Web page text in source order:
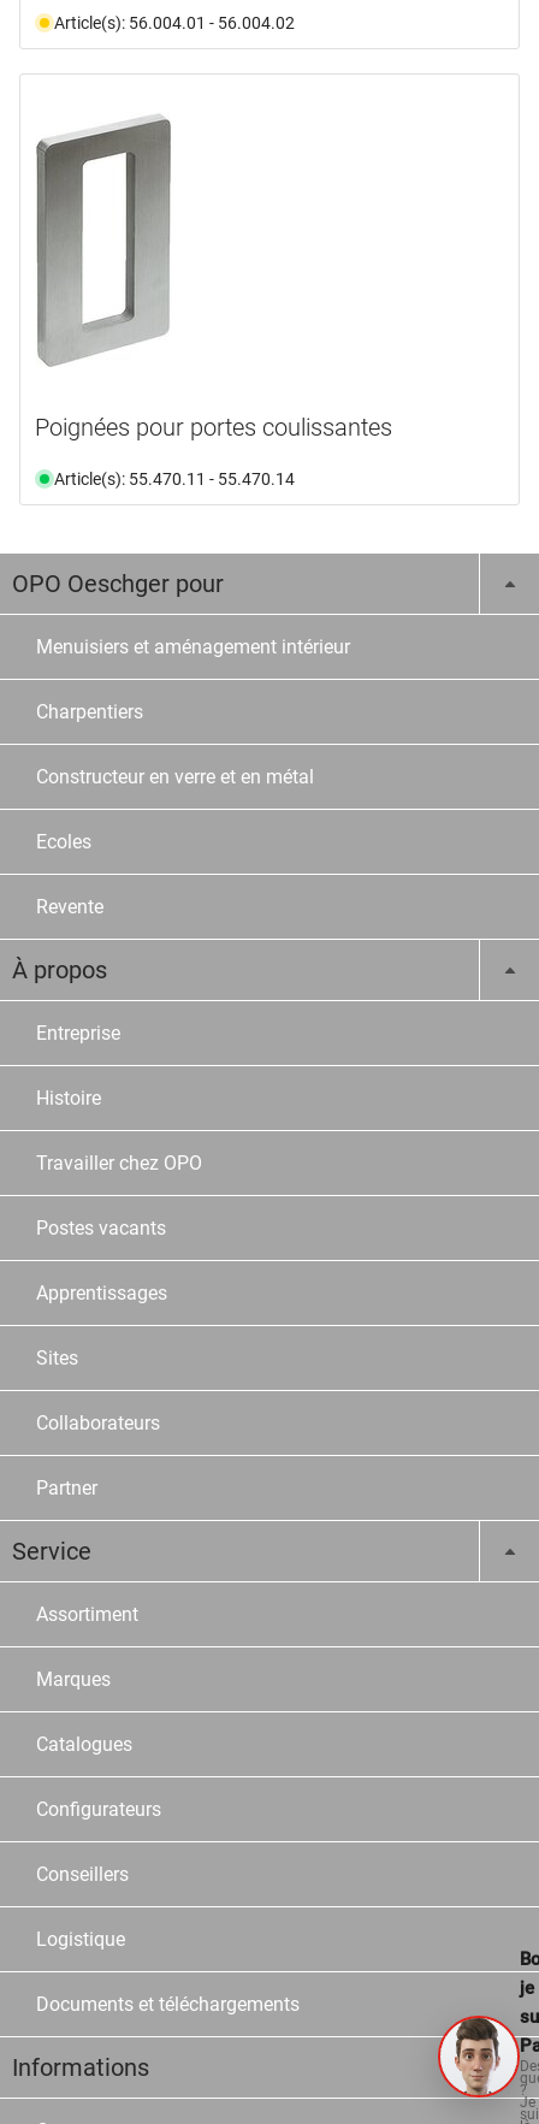
Article(s): 56.004.01 - 56.004.02
Poignées pour portes coulissantes
Article(s): 55.470.11 - 55.470.14
OPO Oeschger pour
Menuisiers et aménagement intérieur
Charpentiers
Constructeur en verre et en métal
Ecoles
Revente
À propos
Entreprise
Histoire
Travailler chez OPO
Postes vacants
Apprentissages
Sites
Collaborateurs
Partner
Service
Assortiment
Marques
Catalogues
Configurateurs
Conseillers
Logistique
Documents et téléchargements
Informations
je
?
Je